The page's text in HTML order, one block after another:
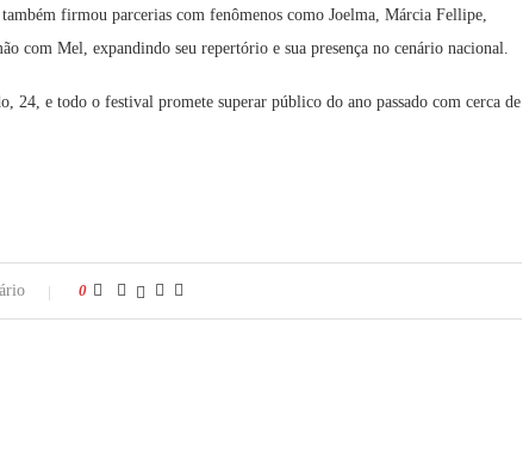
firmou parcerias com fenômenos como Joelma, Márcia Fellipe,
com Mel, expandindo seu repertório e sua presença no cenário nacional.
24, e todo o festival promete superar público do ano passado com cerca de
0